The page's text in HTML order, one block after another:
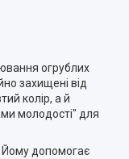
огрублих
захищені від
колір, а й
молодості" для
Йому допомогає